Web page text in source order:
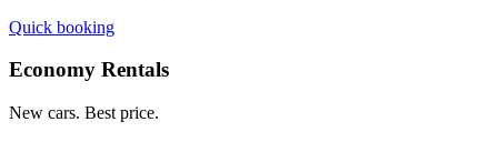
Quick booking
Economy Rentals
New cars. Best price.